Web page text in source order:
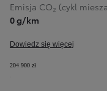
Emisja CO₂ (cykl
0 g/km
Dowiedz się więcej
204 900 zł